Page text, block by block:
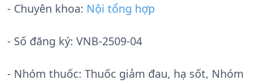
- Chuyên khoa: Nội tổng hợp
- Số đăng ký: VNB-2509-04
- Nhóm thuốc: Thuốc giảm đau, hạ sốt, Nhóm